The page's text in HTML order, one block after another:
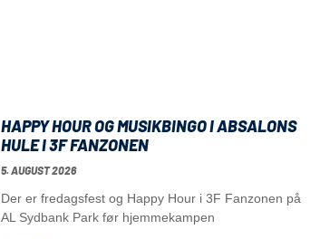
HAPPY HOUR OG MUSIKBINGO I ABSALONS
HULE I 3F FANZONEN
5. AUGUST 2026
Der er fredagsfest og Happy Hour i 3F Fanzonen på
AL Sydbank Park før hjemmekampen